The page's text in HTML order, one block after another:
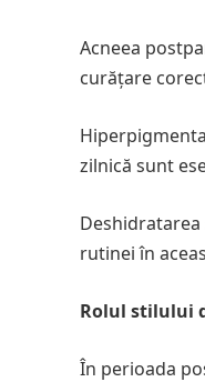
Acneea
curățare
zilnică sunt
rutinei în
Rolul stilului
În perioada